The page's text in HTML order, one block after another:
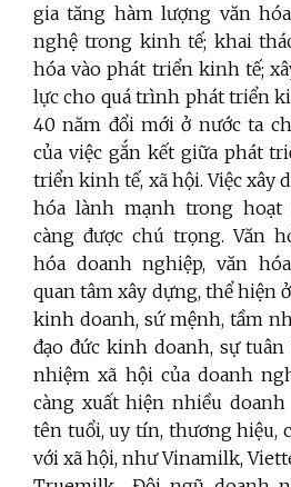
gia tăng hàm lượng văn
nghệ trong kinh tế; khai
hóa vào phát triển kinh tế;
lực cho quá trình phát triển
40 năm đổi mới ở nước ta
của việc gắn kết giữa phát
triển kinh tế, xã hội. Việc xây
hóa lành mạnh trong
càng được chú trọng. Văn
hóa doanh nghiệp, văn
quan tâm xây dựng, thể hiện
kinh doanh, sứ mệnh, tầm
đạo đức kinh doanh, sự
nhiệm xã hội của doanh
càng xuất hiện nhiều
tên tuổi, uy tín, thương hiệu,
với xã hội, như Vinamilk,